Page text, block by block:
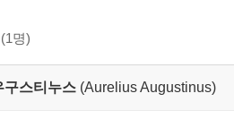
의미에서 하나님의 지혜가 우리에게
이 육신이 되셨다 40
님의 지혜는 어떻게 사람들을 고치셨
(1명)
구스티누스 (Aurelius Augustinus)